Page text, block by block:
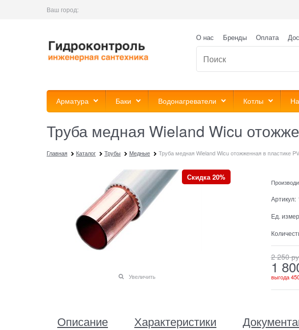
Ваш город:
О нас Бренды Оплата
Арматура Баки Водонагреватели Котлы
Труба медная Wieland Wicu
Главная Каталог Трубы Медные Труба медная Wieland Wicu отожженная в пластике
Скидка 20%
Увеличить
Артикул:
Ед.
2 250
1
выгода
Описание Характеристики